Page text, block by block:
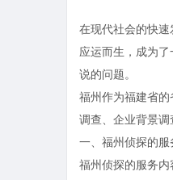
在现代社会的快
应运而生，成为
说的问题。
福州作为福建省
调查、企业背景调
一、福州侦探的服
福州侦探的服务内